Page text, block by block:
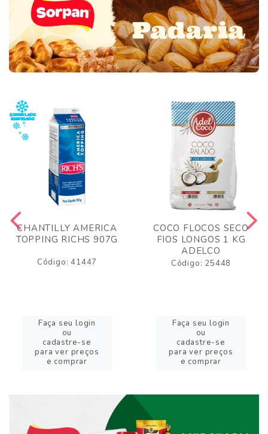
CHANTILLY AMERICA
TOPPING RICHS 907G
Código: 41447
Faça seu login
ou
cadastre-se
para ver preços
e comprar
COCO FLOCOS SECO
FIOS LONGOS 1 KG
ADELCO
Código: 25448
Faça seu login
ou
cadastre-se
para ver preços
e comprar